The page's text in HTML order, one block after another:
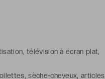
télévision à écran plat,
sèche-cheveux, articles